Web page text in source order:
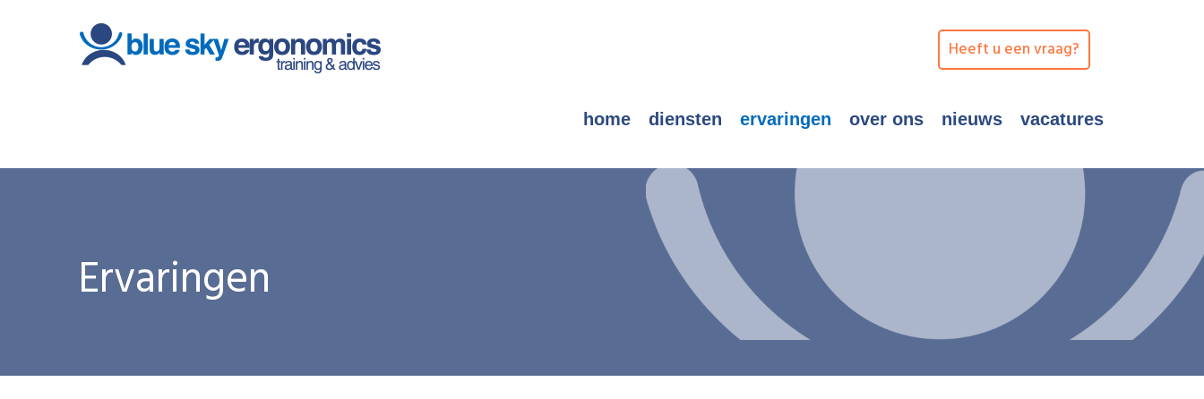
Heeft u een vraag?
home diensten ervaringen over ons nieuws vacatures
Ervaringen